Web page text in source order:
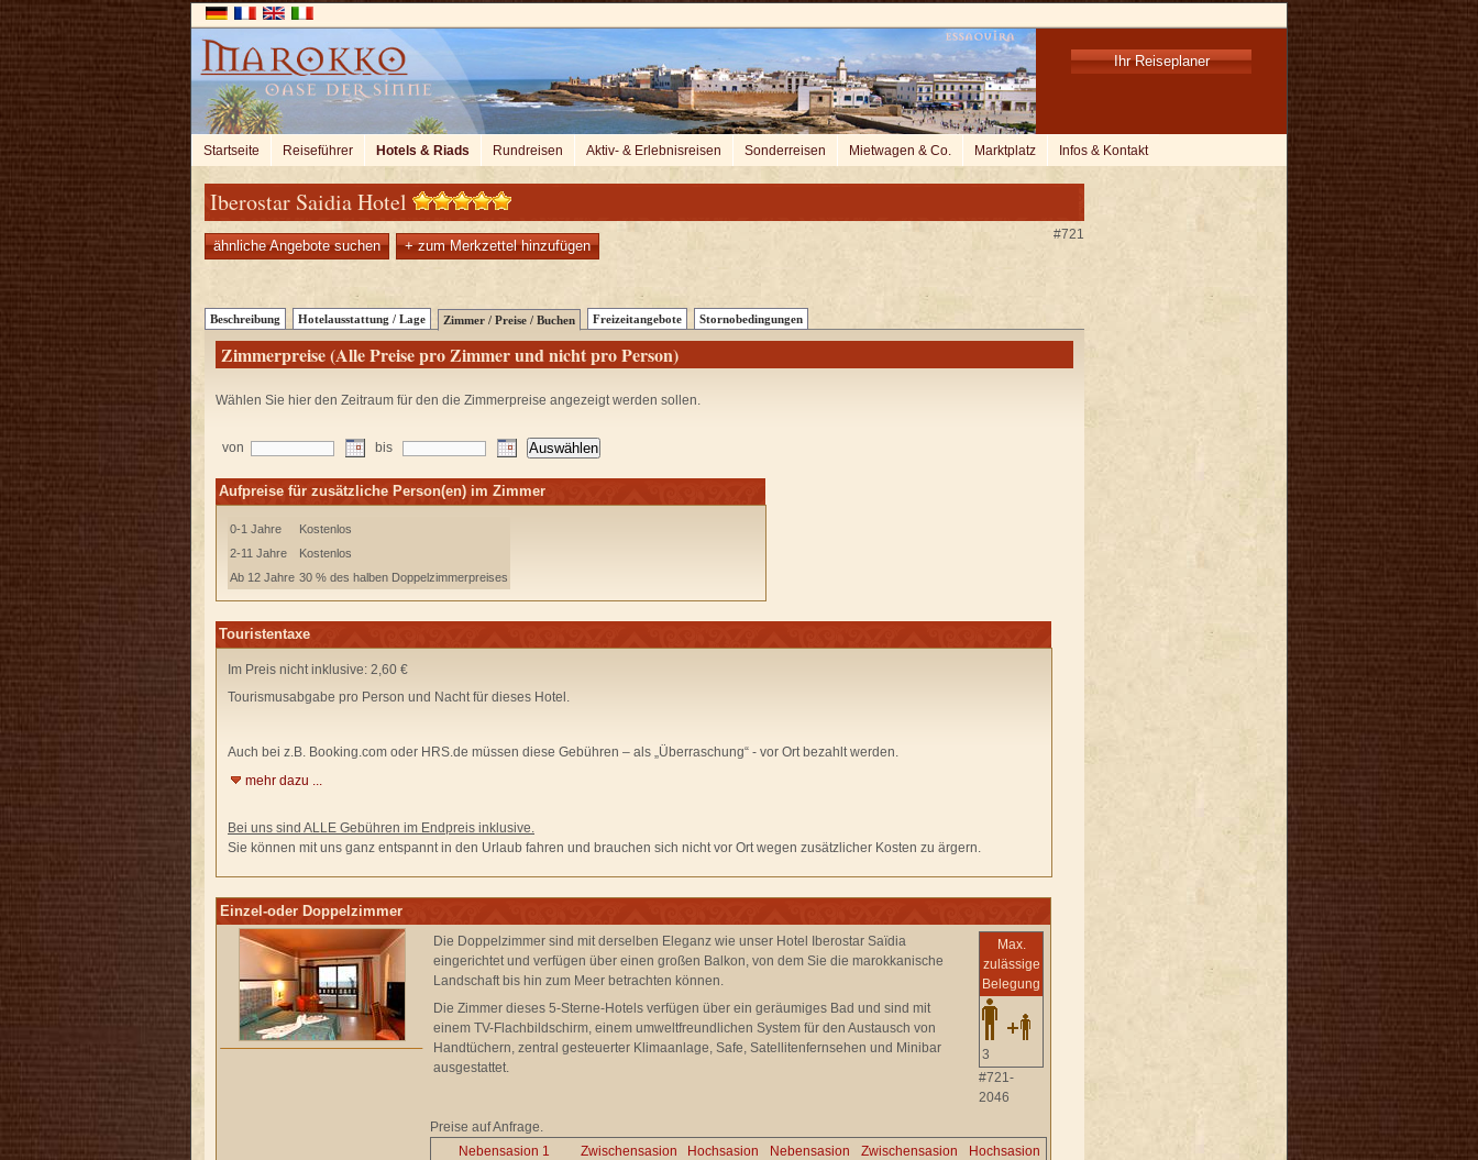
Ihr Reiseplaner
Startseite Reiseführer Hotels & Riads Rundreisen Aktiv- & Erlebnisreisen Sonderreisen Mietwagen & Co. Marktplatz Infos & Kontakt
Iberostar Saidia Hotel
ähnliche Angebote suchen + zum Merkzettel hinzufügen
#721
Beschreibung Hotelausstattung / Lage Zimmer / Preise / Buchen Freizeitangebote Stornobedingungen
Zimmerpreise (Alle Preise pro Zimmer und nicht pro Person)
Wählen Sie hier den Zeitraum für den die Zimmerpreise angezeigt werden sollen.
von bis
Aufpreise für zusätzliche Person(en) im Zimmer
0-1 Jahre
Kostenlos
2-11 Jahre
Kostenlos
Ab 12 Jahre 30 % des halben Doppelzimmerpreises
Touristentaxe
Im Preis nicht inklusive: 2,60 €
Tourismusabgabe pro Person und Nacht für dieses Hotel.
Auch bei z.B. Booking.com oder HRS.de müssen diese Gebühren – als „Überraschung“ - vor Ort bezahltwerden.
mehr dazu ...
Bei uns sind ALLE Gebühren im Endpreis inklusive.
Sie können mit uns ganz entspannt in den Urlaub fahren und brauchen sich nicht vor Ort wegen zusätzlicher Kosten zu ärgern.
Einzel-oder Doppelzimmer
Die Doppelzimmer sind mit derselben Eleganz wie unser Hotel Iberostar Saïdia
eingerichtet und verfügen über einen großen Balkon, von dem Sie die marokkanische
Landschaft bis hin zum Meer betrachten können.
Die Zimmer dieses 5-Sterne-Hotels verfügen über ein geräumiges Bad und sind mit
einem TV-Flachbildschirm, einem umweltfreundlichen System für den Austausch von
Handtüchern, zentral gesteuerter Klimaanlage, Safe, Satellitenfernsehen und Minibar
ausgestattet.
Max.
zulässige
Belegung
3
#721-
2046
Preise auf Anfrage.
Nebensasion 1
Zwischensasion
Hochsasion
Nebensasion
Zwischensasion
Hochsasion